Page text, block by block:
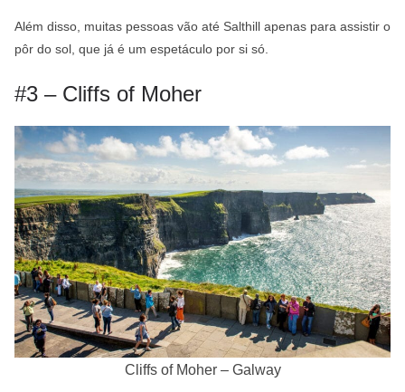
Além disso, muitas pessoas vão até Salthill apenas para assistir o
pôr do sol, que já é um espetáculo por si só.
#3 – Cliffs of Moher
Cliffs of Moher – Galway